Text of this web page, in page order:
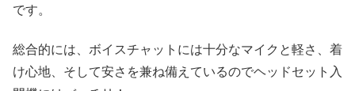
です。
総合的には、ボイスチャットには十分なマイクと軽さ、着
け心地、そして安さを兼ね備えているのでヘッドセット入